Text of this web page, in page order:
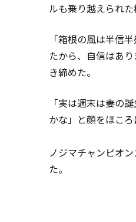
ルも乗り越えられた
「箱根の風は半信
たから、自信はあ
き締めた。
「実は週末は妻の
かな」と顔をほころ
ノジマチャンピオ
た。